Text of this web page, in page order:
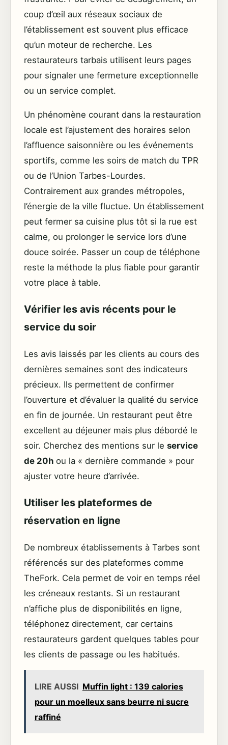
coup d’œil aux réseaux sociaux de
l’établissement est souvent plus efficace
qu’un moteur de recherche. Les
restaurateurs tarbais utilisent leurs pages
pour signaler une fermeture exceptionnelle
ou un service complet.
Un phénomène courant dans la restauration
locale est l’ajustement des horaires selon
l’affluence saisonnière ou les événements
sportifs, comme les soirs de match du TPR
ou de l’Union Tarbes-Lourdes.
Contrairement aux grandes métropoles,
l’énergie de la ville fluctue. Un établissement
peut fermer sa cuisine plus tôt si la rue est
calme, ou prolonger le service lors d’une
douce soirée. Passer un coup de téléphone
reste la méthode la plus fiable pour garantir
votre place à table.
Vérifier les avis récents pour le
service du soir
Les avis laissés par les clients au cours des
dernières semaines sont des indicateurs
précieux. Ils permettent de confirmer
l’ouverture et d’évaluer la qualité du service
en fin de journée. Un restaurant peut être
excellent au déjeuner mais plus débordé le
soir. Cherchez des mentions sur le service
de 20h ou la « dernière commande » pour
ajuster votre heure d’arrivée.
Utiliser les plateformes de
réservation en ligne
De nombreux établissements à Tarbes sont
référencés sur des plateformes comme
TheFork. Cela permet de voir en temps réel
les créneaux restants. Si un restaurant
n’affiche plus de disponibilités en ligne,
téléphonez directement, car certains
restaurateurs gardent quelques tables pour
les clients de passage ou les habitués.
LIRE AUSSI Muffin light : 139 calories
pour un moelleux sans beurre ni sucre
raffiné